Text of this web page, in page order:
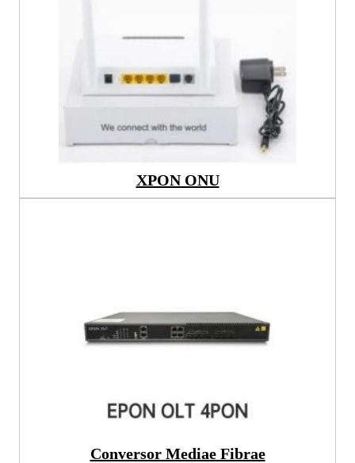
XPON ONU
Conversor Mediae Fibrae